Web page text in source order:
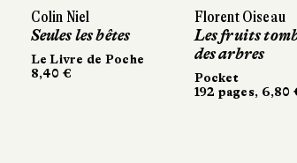
Colin Niel
Seules les bêtes
Le Livre de Poche
8,40 €
Florent Oiseau
Les fruits
des arbres
Pocket
192 pages, 6,80